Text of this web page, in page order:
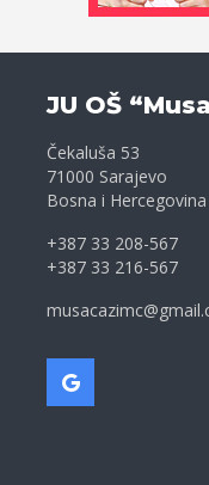
JU OŠ
Čekaluša 53
71000 Sarajevo
Bosna i Hercegovina
+387 33 208-567
+387 33 216-567